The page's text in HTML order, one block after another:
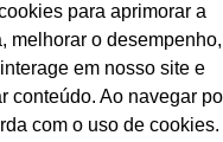
para aprimorar a
melhorar o
em nosso site e
conteúdo. Ao navegar
com o uso de cookies.
SOCIAIS